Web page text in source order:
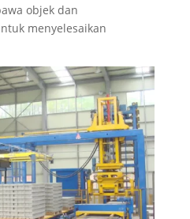
objek dan
menyelesaikan